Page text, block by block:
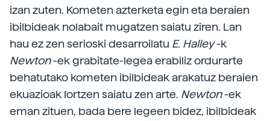
izan zuten. Kometen azterketa egin eta beraien
ibilbideak nolabait mugatzen saiatu ziren. Lan
hau ez zen serioski desarroilatu E. Halley-k
Newton-ek grabitate-legea erabiliz ordurarte
behatutako kometen ibilbideak arakatuz beraien
ekuazioak lortzen saiatu zen arte. Newton-ek
eman zituen, bada bere legeen bidez, ibilbideak